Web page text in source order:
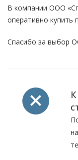
В компании ООО
оперативно купить
Спасибо за выбор